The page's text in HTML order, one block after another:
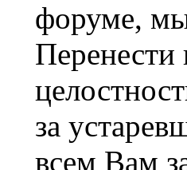
форуме,
за
всем Вам